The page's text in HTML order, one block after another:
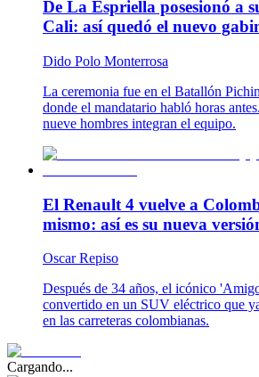
De La Espriella posesionó a
Cali: así quedó el nuevo
Dido Polo Monterrosa
La ceremonia fue en el Batallón
donde el mandatario habló horas
nueve hombres integran el equipo.
El Renault 4 vuelve a
mismo: así es su nueva
Oscar Repiso
Después de 34 años, el icónico
convertido en un SUV eléctrico que
en las carreteras colombianas.
Cargando...